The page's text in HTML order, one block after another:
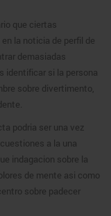
que ciertas
la noticia de perfil de
demasiadas
identificar si la persona
sobre divertimento,
podria ser una vez
a la una
indagacion sobre la
de mente asi como
sobre padecer